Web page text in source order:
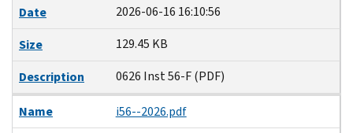
Date
2026-06-16 16:10:56
Size
129.45 KB
Description
0626 Inst 56-F (PDF)
Name
i56--2026.pdf